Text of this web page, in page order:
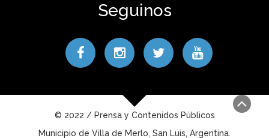
Seguinos
© 2022 / Prensa y Contenidos Públicos
Municipio de Villa de Merlo, San Luis, Argentina.